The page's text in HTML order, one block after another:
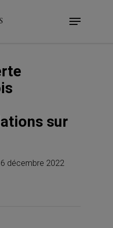
Menu
sur
6 décembre 2022